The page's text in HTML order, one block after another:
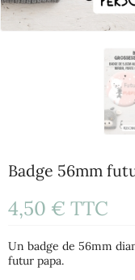
Badge 56mm
4,50 € TTC
Un badge de 56mm
futur papa.